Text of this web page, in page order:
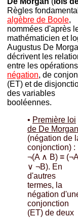
Règles
algèbre de Boole,
nommées d'après
mathématicien et
Augustus De
décrivent les
entre les
négation, de
(ET) et de
des variables
booléennes.
• Première loi
de De Morgan
(négation de
conjonction) :
¬(A ∧ B) ≡ (¬A
∨ ¬B). En
d'autres
termes, la
négation
conjonction
(ET) de deux